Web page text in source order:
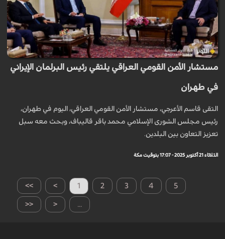
مستشار الأمن القومي العراقي يلتقي رئيس البرلمان الإيراني
في طهران
التقى قاسم الأعرجي، مستشار الأمن القومي العراقي، اليوم في طهران،
رئيس مجلس الشورى الإسلامي محمد باقر قاليباف، وبحث معه سبل
تعزيز التعاون بين البلدين.
الثلاثاء 21 أكتوبر 2025 - 17:07 بتوقيت مكة
>> > 1 2 3 4 5
...
<
<<